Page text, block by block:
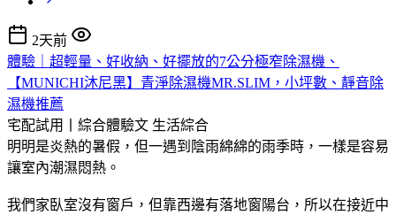
2天前
體驗｜超輕量、好收納、好擺放的7公分極窄除濕機、
【MUNICHI沐尼黑】青淨除濕機MR.SLIM，小坪數、靜音除
濕機推薦
宅配試用丨綜合體驗文 生活綜合
明明是炎熱的暑假，但一遇到陰雨綿綿的雨季時，一樣是容易
讓室內潮濕悶熱。
我們家臥室沒有窗戶，但靠西邊有落地窗陽台，所以在接近中